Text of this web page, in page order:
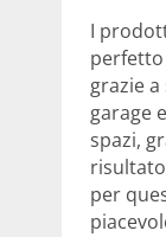
I
grazie
garage
spazi,
per